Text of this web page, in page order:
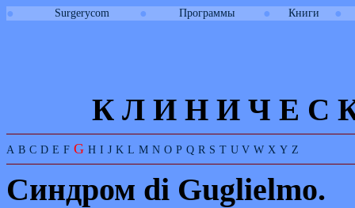
● Surgerycom ● Программы ● Книги ●
К Л И Н И Ч Е С
A B C D E F G H I J K L M N O P Q R S T U V W X Y Z
Синдром di Guglielmo.